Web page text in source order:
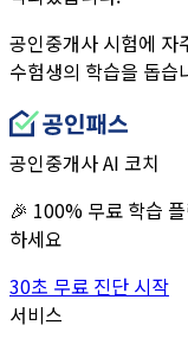
공인중개사 시험에 자
수험생의 학습을 돕습
공인중개사 AI 코치
🎉 100% 무료 학습
하세요
30초 무료 진단 시작
서비스